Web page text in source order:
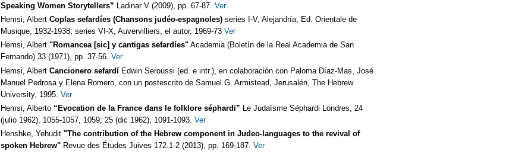
Speaking Women Storytellers” Ladinar V (2009), pp. 67-87. Ver
Hemsi, Albert Coplas sefardíes (Chansons judéo-espagnoles) series I-V, Alejandría, Ed. Orientale de
Musique, 1932-1938; series VI-X, Auvervilliers, el autor, 1969-73 Ver
Hemsi, Albert "Romancea [sic] y cantigas sefardíes" Academia (Boletín de la Real Academia de San
Fernando) 33 (1971), pp. 37-56. Ver
Hemsi, Albert Cancionero sefardí Edwin Seroussi (ed. e intr.), en colaboración con Paloma Díaz-Mas, José
Manuel Pedrosa y Elena Romero, con un postescrito de Samuel G. Armistead, Jerusalén, The Hebrew
University, 1995. Ver
Hemsi, Alberto “Evocation de la France dans le folklore séphardi”
Le Judaïsme Séphardi Londres, 24
(julio 1962), 1055-1057, 1059; 25 (dic 1962), 1091-1093. Ver
Henshke, Yehudit "The contribution of the Hebrew component in Judeo-languages to the revival of
spoken Hebrew" Revue des Études Juives 172.1-2 (2013), pp. 169-187. Ver